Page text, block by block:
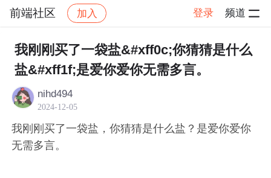
前端社区 加入 登录 频道
社区 前端社区 感慨 帖子详情
我刚刚买了一袋盐&#xff0c;你猜猜是什么
盐&#xff1f;是爱你爱你无需多言。
nihd494
2024-12-05
我刚刚买了一袋盐，你猜猜是什么盐？是爱你爱你
无需多言。